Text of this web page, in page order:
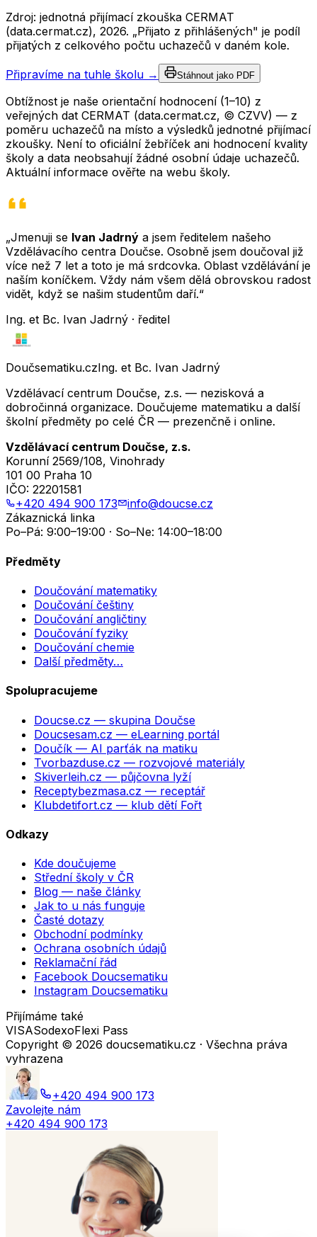
Zdroj: jednotná přijímací zkouška CERMAT
(data.cermat.cz), 2026. „Přijato z přihlášených" je podíl
přijatých z celkového počtu uchazečů v daném kole.
Připravíme na tuhle školu → Stáhnout jako PDF
Obtížnost je naše orientační hodnocení (1–10) z
veřejných dat CERMAT (data.cermat.cz, © CZVV) — z
poměru uchazečů na místo a výsledků jednotné přijímací
zkoušky. Není to oficiální žebříček ani hodnocení kvality
školy a data neobsahují žádné osobní údaje uchazečů.
Aktuální informace ověřte na webu školy.
„Jmenuji se Ivan Jadrný a jsem ředitelem našeho
Vzdělávacího centra Doučse. Osobně jsem doučoval již
více než 7 let a toto je má srdcovka. Oblast vzdělávání je
naším koníčkem. Vždy nám všem dělá obrovskou radost
vidět, když se našim studentům daří.“
Ing. et Bc. Ivan Jadrný · ředitel
Doučsematiku.czIng. et Bc. Ivan Jadrný
Vzdělávací centrum Doučse, z.s. — nezisková a
dobročinná organizace. Doučujeme matematiku a další
školní předměty po celé ČR — prezenčně i online.
Vzdělávací centrum Doučse, z.s.
Korunní 2569/108, Vinohrady
101 00 Praha 10
IČO: 22201581
+420 494 900 173
info@doucse.cz
Zákaznická linka
Po–Pá: 9:00–19:00 · So–Ne: 14:00–18:00
Předměty
Doučování matematiky
Doučování češtiny
Doučování angličtiny
Doučování fyziky
Doučování chemie
Další předměty…
Spolupracujeme
Doucse.cz — skupina Doučse
Doucsesam.cz — eLearning portál
Doučík — AI parťák na matiku
Tvorbazduse.cz — rozvojové materiály
Skiverleih.cz — půjčovna lyží
Receptybezmasa.cz — receptář
Klubdetifort.cz — klub dětí Fořt
Odkazy
Kde doučujeme
Střední školy v ČR
Blog — naše články
Jak to u nás funguje
Časté dotazy
Obchodní podmínky
Ochrana osobních údajů
Reklamační řád
Facebook Doucsematiku
Instagram Doucsematiku
Přijímáme také
VISASodexoFlexi Pass
Copyright © 2026 doucsematiku.cz · Všechna práva
vyhrazena
+420 494 900 173
Zavolejte nám
+420 494 900 173